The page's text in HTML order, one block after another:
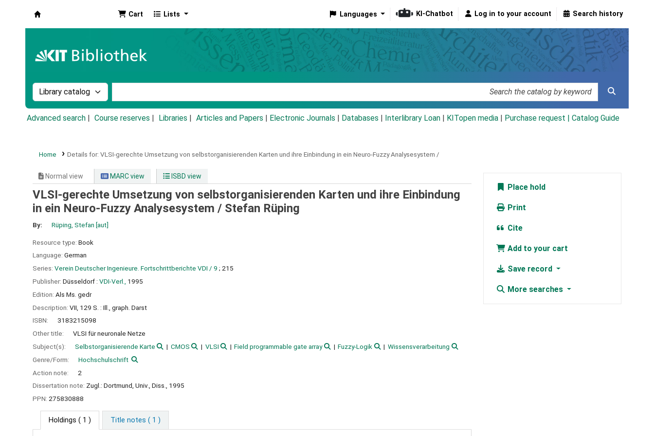
Cart Lists Languages KI-Chatbot Log in to your account Search history
Search the catalog by:
Advanced search Course reserves Libraries Articles and Papers Electronic Journals Databases Interlibrary Loan KITopen media Purchase request | Catalog Guide
Home Details for: VLSI-gerechte Umsetzung von selbstorganisierenden Karten und ihre Einbindung in ein Neuro-Fuzzy Analysesystem /
Normal view MARC view ISBD view
VLSI-gerechte Umsetzung von selbstorganisierenden Karten und ihre Einbindung
in ein Neuro-Fuzzy Analysesystem / Stefan Rüping
By: Rüping, Stefan [aut]
Resource type: Book
Language: German
Series: Verein Deutscher Ingenieure. Fortschrittberichte VDI / 9 ; 215
Publisher: Düsseldorf : VDI-Verl.,
1995
Edition: Als Ms. gedr
Description: VII, 129 S. : Ill., graph. Darst
ISBN:
3183215098
Other title:
VLSI für neuronale Netze
Subject(s):
Selbstorganisierende Karte CMOS VLSI Field programmable gate array Fuzzy-Logik
Wissensverarbeitung
Genre/Form:
Hochschulschrift
Action note:
2
Dissertation note: Zugl.: Dortmund, Univ., Diss., 1995
PPN: 275830888
Holdings ( 1 ) Title notes ( 1 )
Place hold
Print
Cite
Add to your cart
Save record
More searches